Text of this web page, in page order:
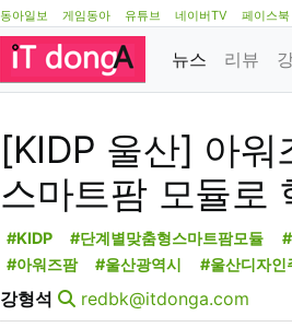
동아일보 게임동아 유튜브 네이버TV 페이스북
뉴스 리뷰
[KIDP 울산] 아워
스마트팜 모듈로
#KIDP #단계별맞춤형스마트팜모듈
#아워즈팜
#울산광역시 #울산디자인
강형석 redbk@itdonga.com